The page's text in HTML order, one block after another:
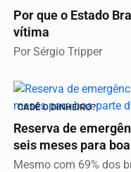
Por que o Estado
vítima
Por Sérgio Tripper
CADÊ O DINHEIRO?
Reserva de
seis meses para
Mesmo com 69% dos